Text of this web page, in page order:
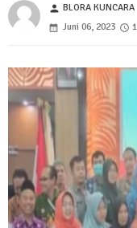
person BLORA KUNCARA
Juni 06, 2023